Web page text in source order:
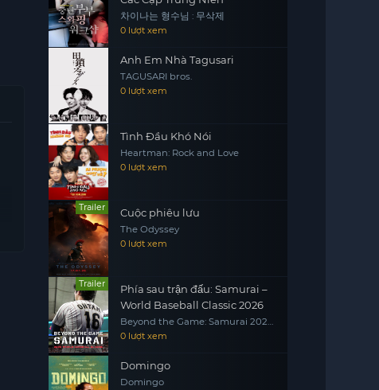
차이나는 형수님 : 무삭제
0 lượt xem
Anh Em Nhà Tagusari
TAGUSARI bros.
0 lượt xem
Tình Đầu Khó Nói
Heartman: Rock and Love
0 lượt xem
Trailer Cuộc phiêu lưu
The Odyssey
0 lượt xem
Trailer
Phía sau trận đấu: Samurai –
World Baseball Classic 2026
Beyond the Game: Samurai 2026
WORLD BASEBALL CLASSIC
0 lượt xem
Domingo
Domingo